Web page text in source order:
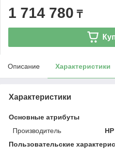
1 714 780 ₸
Описание Характеристики
Характеристики
Основные атрибуты
Производитель
Пользовательские